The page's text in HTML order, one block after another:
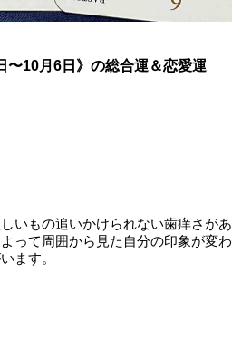
〜10月6日》の総合運＆恋愛運
いもの追いかけられない歯痒さがあ
って周囲から見た自分の印象が変わ
ます。